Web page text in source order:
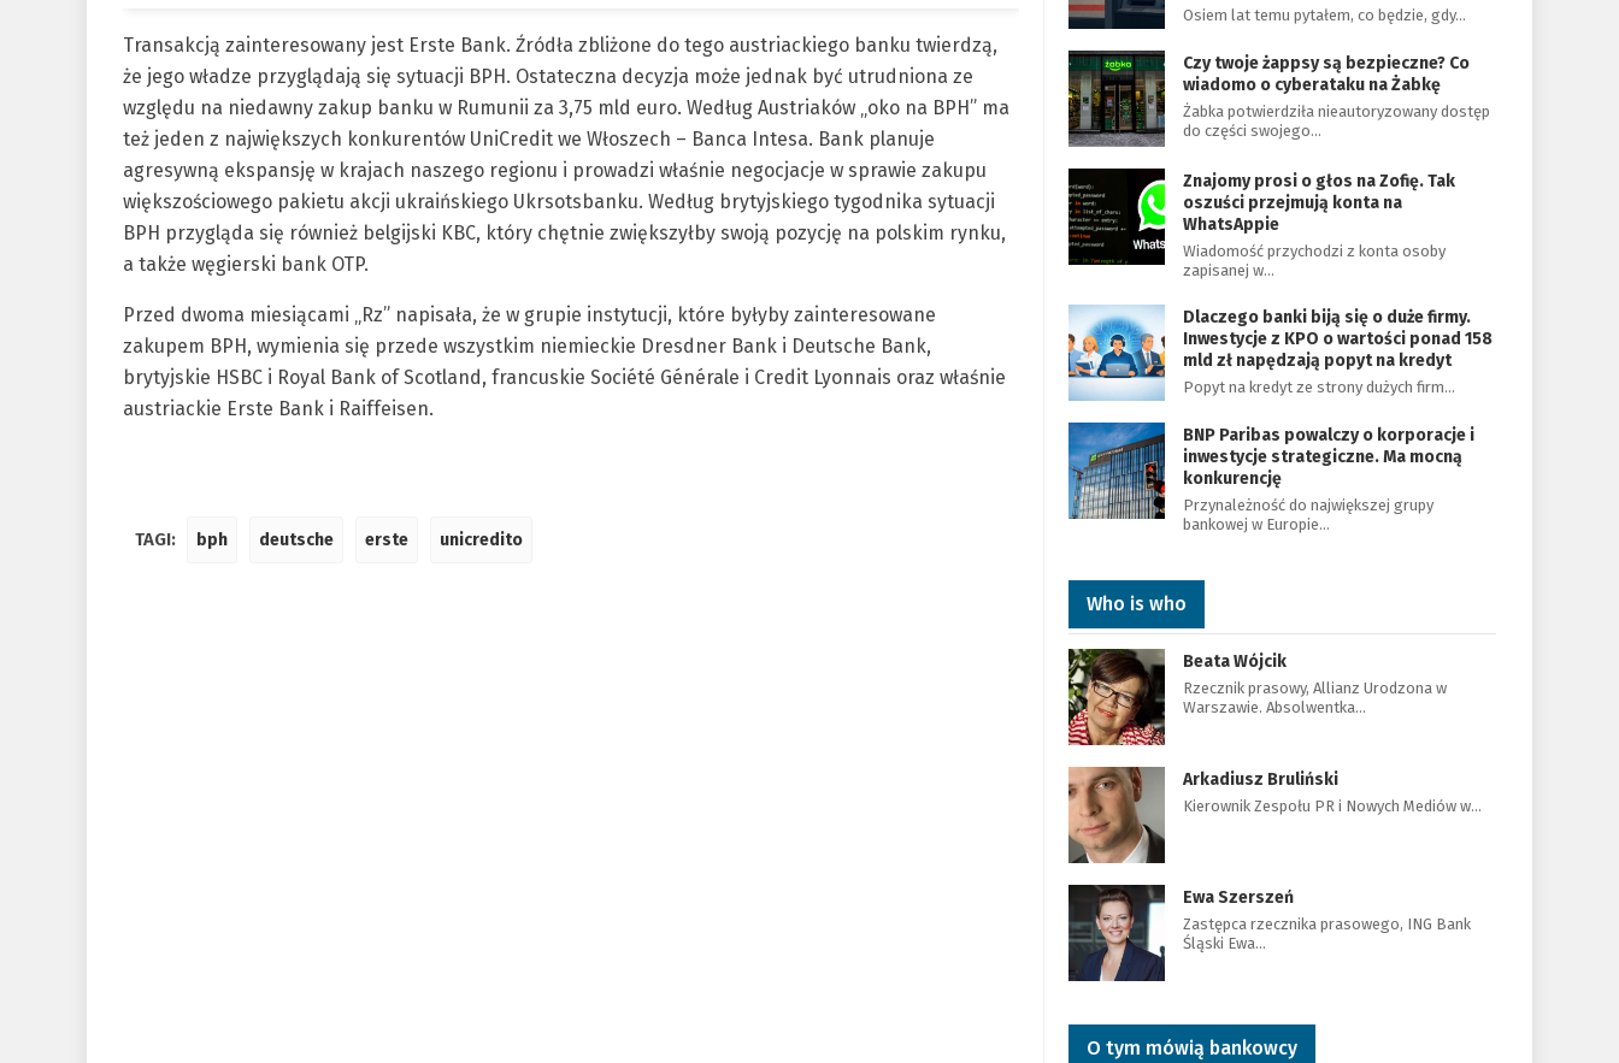
Transakcją zainteresowany jest Erste Bank. Źródła zbliżone do tego austriackiego banku twierdzą,
że jego władze przyglądają się sytuacji BPH. Ostateczna decyzja może jednak być utrudniona ze
względu na niedawny zakup banku w Rumunii za 3,75 mld euro. Według Austriaków „oko na BPH” ma
też jeden z największych konkurentów UniCredit we Włoszech – Banca Intesa. Bank planuje
agresywną ekspansję w krajach naszego regionu i prowadzi właśnie negocjacje w sprawie zakupu
większościowego pakietu akcji ukraińskiego Ukrsotsbanku. Według brytyjskiego tygodnika sytuacji
BPH przygląda się również belgijski KBC, który chętnie zwiększyłby swoją pozycję na polskim rynku,
a także węgierski bank OTP.
Przed dwoma miesiącami „Rz” napisała, że w grupie instytucji, które byłyby zainteresowane
zakupem BPH, wymienia się przede wszystkim niemieckie Dresdner Bank i Deutsche Bank,
brytyjskie HSBC i Royal Bank of Scotland, francuskie Société Générale i Credit Lyonnais oraz właśnie
austriackie Erste Bank i Raiffeisen.
TAGI: bph deutsche erste unicredito
Osiem lat temu pytałem, co będzie, gdy…
Czy twoje żappsy są bezpieczne? Co
wiadomo o cyberataku na Żabkę
Żabka potwierdziła nieautoryzowany dostęp
do części swojego…
Znajomy prosi o głos na Zofię. Tak
oszuści przejmują konta na
WhatsAppie
Wiadomość przychodzi z konta osoby
zapisanej w…
Dlaczego banki biją się o duże firmy.
Inwestycje z KPO o wartości ponad 158
mld zł napędzają popyt na kredyt
Popyt na kredyt ze strony dużych firm…
BNP Paribas powalczy o korporacje i
inwestycje strategiczne. Ma mocną
konkurencję
Przynależność do największej grupy
bankowej w Europie…
Who is who
Beata Wójcik
Rzecznik prasowy, Allianz Urodzona w
Warszawie. Absolwentka…
Arkadiusz Bruliński
Kierownik Zespołu PR i Nowych Mediów w…
Ewa Szerszeń
Zastępca rzecznika prasowego, ING Bank
Śląski Ewa…
O tym mówią bankowcy